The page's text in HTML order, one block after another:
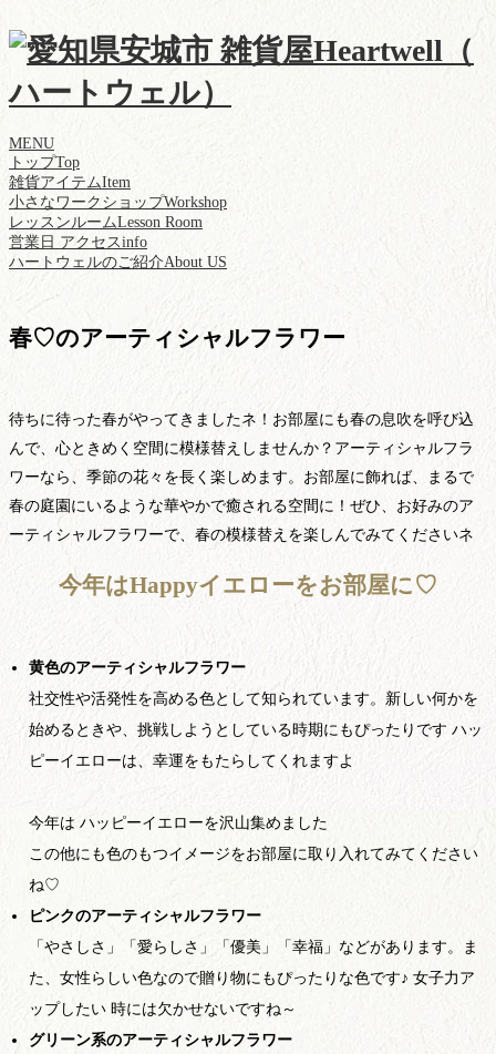
MENU
トップTop
雑貨アイテムItem
小さなワークショップWorkshop
レッスンルームLesson Room
営業日 アクセスinfo
ハートウェルのご紹介About US
春♡のアーティシャルフラワー
待ちに待った春がやってきましたネ！お部屋にも春の息吹を呼び込
んで、心ときめく空間に模様替えしませんか？アーティシャルフラ
ワーなら、季節の花々を長く楽しめます。お部屋に飾れば、まるで
春の庭園にいるような華やかで癒される空間に！ぜひ、お好みのア
ーティシャルフラワーで、春の模様替えを楽しんでみてくださいネ
今年はHappyイエローをお部屋に♡
黄色のアーティシャルフラワー
社交性や活発性を高める色として知られています。新しい何かを
始めるときや、挑戦しようとしている時期にもぴったりです ハッ
ピーイエローは、幸運をもたらしてくれますよ
今年は ハッピーイエローを沢山集めました
この他にも色のもつイメージをお部屋に取り入れてみてください
ね♡
ピンクのアーティシャルフラワー
「やさしさ」「愛らしさ」「優美」「幸福」などがあります。ま
た、女性らしい色なので贈り物にもぴったりな色です♪ 女子力ア
ップしたい 時には欠かせないですね～
グリーン系のアーティシャルフラワー